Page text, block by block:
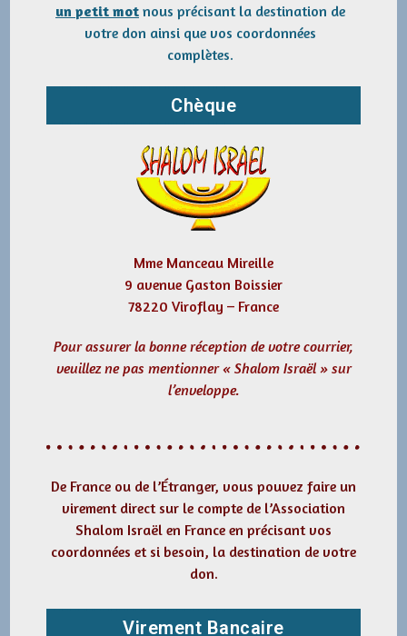
un petit mot nous précisant la destination de
votre don ainsi que vos coordonnées
complètes.
Chèque
Mme Manceau Mireille
9 avenue Gaston Boissier
78220 Viroflay – France
Pour assurer la bonne réception de votre courrier,
veuillez ne pas mentionner « Shalom Israël » sur
l’enveloppe.
De France ou de l’Étranger, vous pouvez faire un
virement direct sur le compte de l’Association
Shalom Israël en France en précisant vos
coordonnées et si besoin, la destination de votre
don.
Virement Bancaire